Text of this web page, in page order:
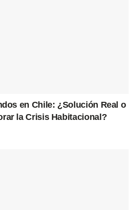
en Chile: ¿Solución Real o
la Crisis Habitacional?